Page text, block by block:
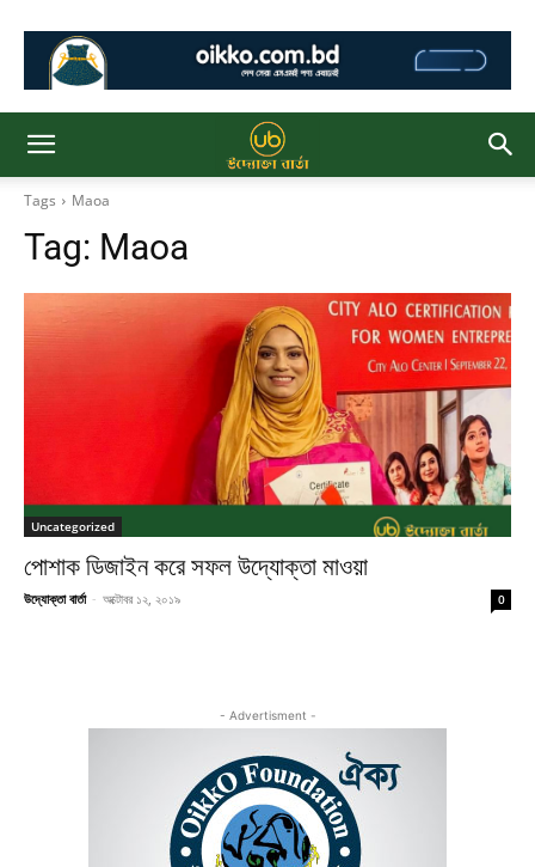
Tags Maoa
Tag: Maoa
Uncategorized
পোশাক ডিজাইন করে সফল উদ্যোক্তা মাওয়া
উদ্যোক্তা বার্তা - অক্টোবর ১২, ২০১৯ 0
- Advertisment -